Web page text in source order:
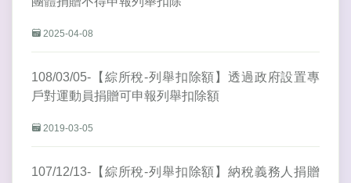
2025-04-08
108/03/05-【綜所稅-列舉扣除額】透過政府設置專
戶對運動員捐贈可申報列舉扣除額
2019-03-05
107/12/13-【綜所稅-列舉扣除額】納稅義務人捐贈